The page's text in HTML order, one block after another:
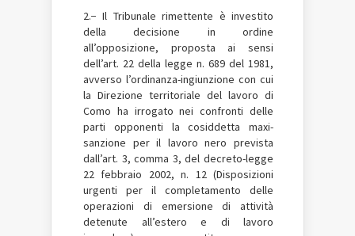
2.− Il Tribunale rimettente è investito
della decisione in ordine
all’opposizione, proposta ai sensi
dell’art. 22 della legge n. 689 del 1981,
avverso l’ordinanza-ingiunzione con cui
la Direzione territoriale del lavoro di
Como ha irrogato nei confronti delle
parti opponenti la cosiddetta maxi-
sanzione per il lavoro nero prevista
dall’art. 3, comma 3, del decreto-legge
22 febbraio 2002, n. 12 (Disposizioni
urgenti per il completamento delle
operazioni di emersione di attività
detenute all’estero e di lavoro